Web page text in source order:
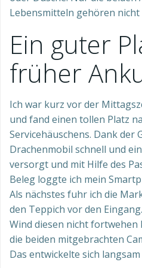
Lebensmitteln gehören nicht
Ein guter
früher
Ich war kurz vor der
und fand einen tollen Platz
Servicehäuschens. Dank der
Drachenmobil schnell und
versorgt und mit Hilfe des
Beleg loggte ich mein
Als nächstes fuhr ich die
den Teppich vor den
Wind diesen nicht fortwehen
die beiden mitgebrachten
Das entwickelte sich